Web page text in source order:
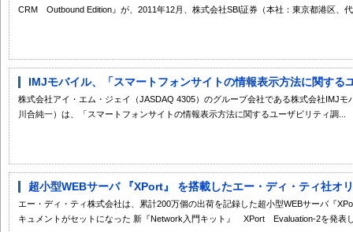
CRM Outbound Edition』が、2011年12月、株式会社SBI証券（本社：東京都港区、
IMJモバイル、「スマートフォンサイトの情報表示方法に関する
株式会社アイ・エム・ジェイ（JASDAQ 4305）のグループ会社である株式会社IMJ
川合純一）は、「スマートフォンサイトの情報表示方法に関するユーザビリティ調...
超小型WEBサーバ 『XPort』 を搭載したエー・ディ・ティ社オ
エー・ディ・ティ株式会社は、累計200万個の出荷を記録した超小型WEBサーバ『
キュメントがセットになった 新『Network入門キット』 XPort Evaluation-2を発表